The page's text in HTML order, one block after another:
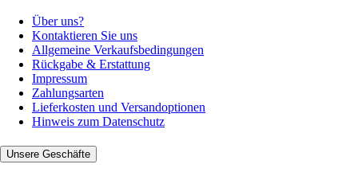
Über uns?
Kontaktieren Sie uns
Allgemeine Verkaufsbedingungen
Rückgabe & Erstattung
Impressum
Zahlungsarten
Lieferkosten und Versandoptionen
Hinweis zum Datenschutz
Unsere Geschäfte